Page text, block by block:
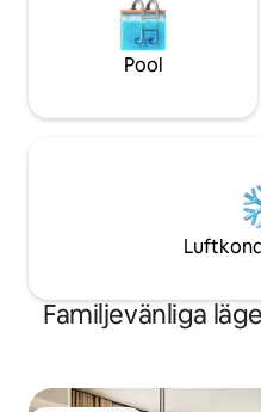
Pool
Familjevänliga